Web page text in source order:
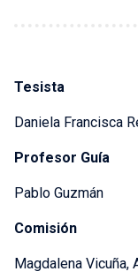
Tesista
Daniela Francisca
Profesor Guía
Pablo Guzmán
Comisión
Magdalena Vicuña,